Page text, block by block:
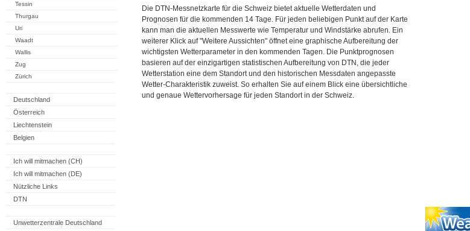
Tessin
Thurgau
Uri
Waadt
Wallis
Zug
Zürich
Deutschland
Österreich
Liechtenstein
Belgien
Ich will mitmachen (CH)
Ich will mitmachen (DE)
Nützliche Links
DTN
Unwetterzentrale Deutschland
Die DTN-Messnetzkarte für die Schweiz bietet aktuelle Wetterdaten und
Prognosen für die kommenden 14 Tage. Für jeden beliebigen Punkt auf der Karte
kann man die aktuellen Messwerte wie Temperatur und Windstärke abrufen. Ein
weiterer Klick auf "Weitere Aussichten" öffnet eine graphische Aufbereitung der
wichtigsten Wetterparameter in den kommenden Tagen. Die Punktprognosen
basieren auf der einzigartigen statistischen Aufbereitung von DTN, die jeder
Wetterstation eine dem Standort und den historischen Messdaten angepasste
Wetter-Charakteristik zuweist. So erhalten Sie auf einem Blick eine übersichtliche
und genaue Wettervorhersage für jeden Standort in der Schweiz.